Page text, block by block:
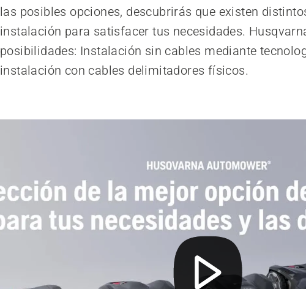
las posibles opciones, descubrirás que existen
instalación para satisfacer tus necesidades.
posibilidades: Instalación sin cables mediante
instalación con cables delimitadores físicos.